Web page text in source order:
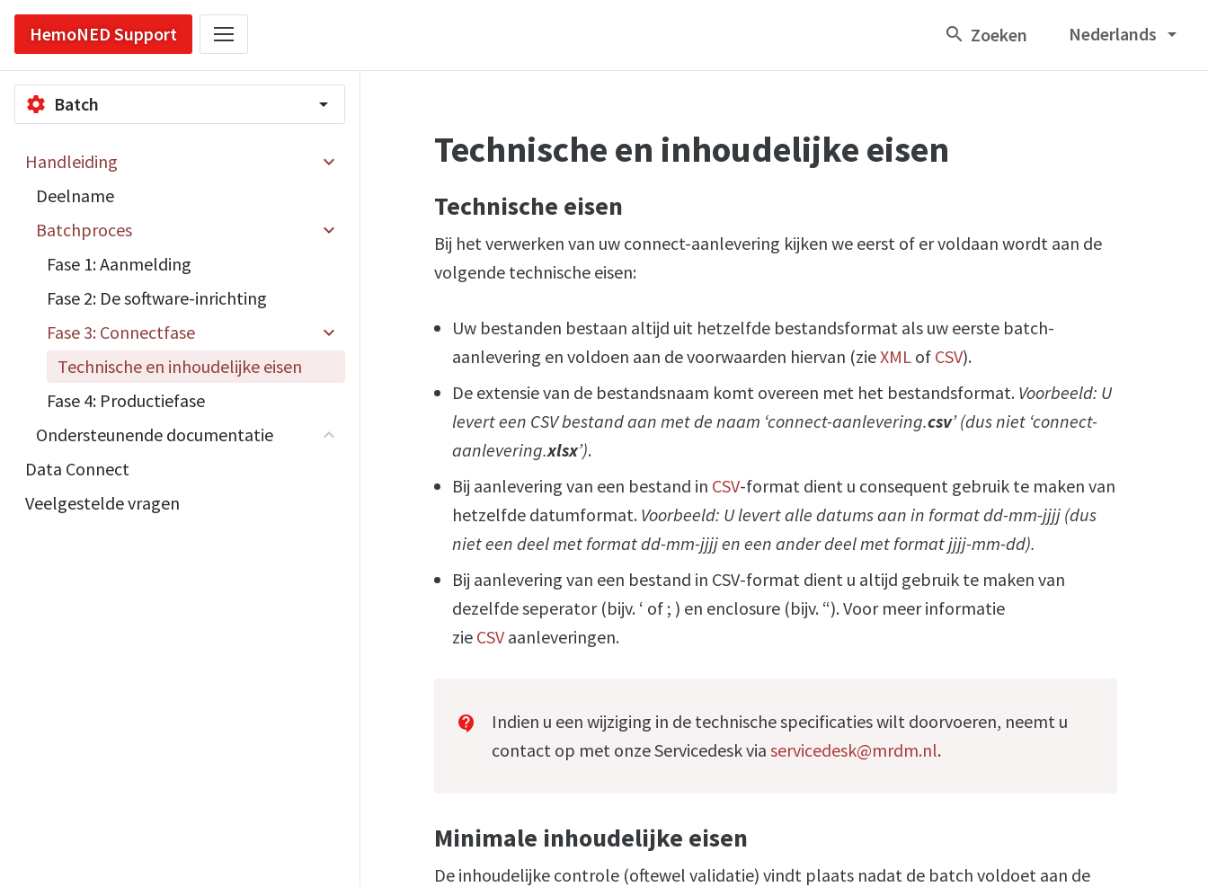
HemoNED Support Nederlands arrow_drop_down
settings Batch arrow_drop_down
Handleiding
Deelname
Batchproces
Fase 1: Aanmelding
Fase 2: De software-inrichting
Fase 3: Connectfase
Technische en inhoudelijke eisen
Fase 4: Productiefase
Ondersteunende documentatie
Data Connect
Veelgestelde vragen
Technische en inhoudelijke eisen
Technische eisen
Bij het verwerken van uw connect-aanlevering kijken we eerst of er voldaan wordt aan de
volgende technische eisen:
Uw bestanden bestaan altijd uit hetzelfde bestandsformat als uw eerste batch-
aanlevering en voldoen aan de voorwaarden hiervan (zieXML of CSV).
De extensie van de bestandsnaam komt overeen met het bestandsformat. Voorbeeld: U
levert een CSV bestand aan met de naam ‘connect-aanlevering.csv’ (dus niet ‘connect-
aanlevering.xlsx’).
Bij aanlevering van een bestand in CSV-format dient u consequent gebruik te maken van
hetzelfde datumformat. Voorbeeld: U levert alle datums aan in format dd-mm-jjjj (dus
niet een deel met format dd-mm-jjjj en een ander deel met format jjjj-mm-dd).
Bij aanlevering van een bestand in CSV-format dient u altijd gebruik te maken van
dezelfde seperator (bijv. ‘ of ; ) en enclosure (bijv. “). Voor meer informatie
zie CSVaanleveringen.
contact_support
Indien u een wijziging in de technische specificaties wilt doorvoeren, neemt u
contact op met onze Servicedesk viaservicedesk@mrdm.nl.
Minimale inhoudelijke eisen
De inhoudelijke controle (oftewel validatie) vindt plaats nadat de batch voldoet aan de